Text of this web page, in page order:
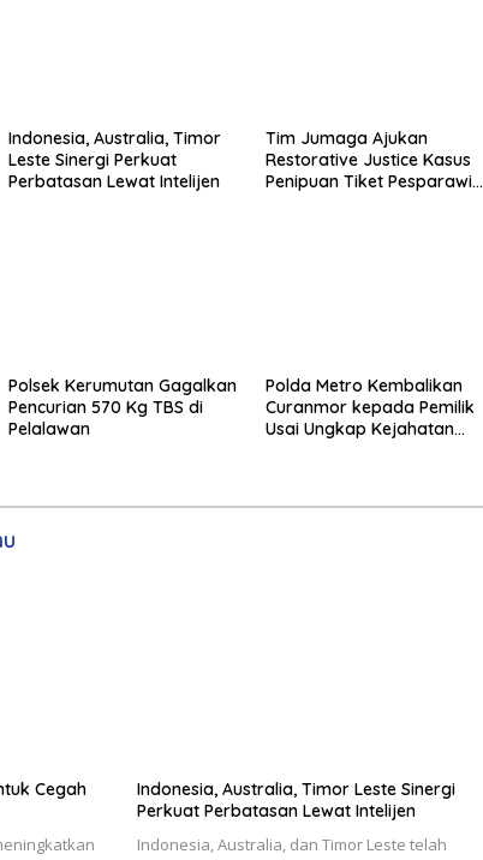
Indonesia, Australia, Timor
Leste Sinergi Perkuat
Perbatasan Lewat Intelijen
Tim Jumaga Ajukan
Restorative Justice Kasus
Penipuan Tiket Pesparawi
Polsek Kerumutan Gagalkan
Pencurian 570 Kg TBS di
Pelalawan
Polda Metro Kembalikan
Curanmor kepada Pemilik
Usai Ungkap Kejahatan
Cegah
Indonesia, Australia, Timor Leste Sinergi
Perkuat Perbatasan Lewat Intelijen
Indonesia, Australia, dan Timor Leste telah